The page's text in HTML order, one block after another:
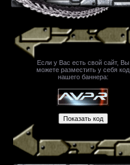
Если у Вас есть свой сайт, Вы
можете разместить у себя код
нашего баннера: